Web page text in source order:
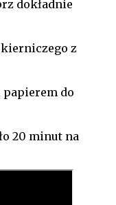
dokładnie
z
papierem do
20 minut na